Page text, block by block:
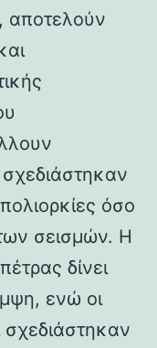
αποτελούν
όσο
σεισμών. Η
δίνει
ενώ οι
σχεδιάστηκαν